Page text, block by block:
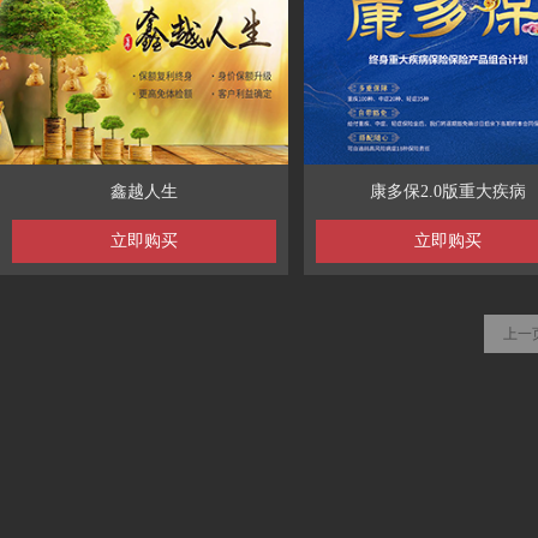
鑫越人生
立即购买
康多保2.0版重大疾病
立即购买
上一